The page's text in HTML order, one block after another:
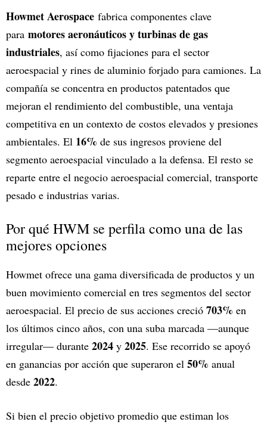
Howmet Aerospace fabrica componentes clave
para motores aeronáuticos y turbinas de gas
industriales, así como fijaciones para el sector
aeroespacial y rines de aluminio forjado para camiones. La
compañía se concentra en productos patentados que
mejoran el rendimiento del combustible, una ventaja
competitiva en un contexto de costos elevados y presiones
ambientales. El 16% de sus ingresos proviene del
segmento aeroespacial vinculado a la defensa. El resto se
reparte entre el negocio aeroespacial comercial, transporte
pesado e industrias varias.
Por qué HWM se perfila como una de las
mejores opciones
Howmet ofrece una gama diversificada de productos y un
buen movimiento comercial en tres segmentos del sector
aeroespacial. El precio de sus acciones creció 703% en
los últimos cinco años, con una suba marcada —aunque
irregular— durante 2024 y 2025. Ese recorrido se apoyó
en ganancias por acción que superaron el 50% anual
desde 2022.
Si bien el precio objetivo promedio que estiman los